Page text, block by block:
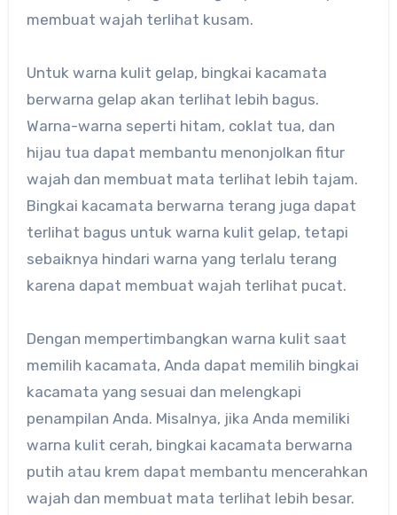
membuat wajah terlihat kusam.
Untuk warna kulit gelap, bingkai kacamata
berwarna gelap akan terlihat lebih bagus.
Warna-warna seperti hitam, coklat tua, dan
hijau tua dapat membantu menonjolkan fitur
wajah dan membuat mata terlihat lebih tajam.
Bingkai kacamata berwarna terang juga dapat
terlihat bagus untuk warna kulit gelap, tetapi
sebaiknya hindari warna yang terlalu terang
karena dapat membuat wajah terlihat pucat.
Dengan mempertimbangkan warna kulit saat
memilih kacamata, Anda dapat memilih bingkai
kacamata yang sesuai dan melengkapi
penampilan Anda. Misalnya, jika Anda memiliki
warna kulit cerah, bingkai kacamata berwarna
putih atau krem dapat membantu mencerahkan
wajah dan membuat mata terlihat lebih besar.